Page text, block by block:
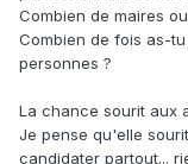
Combien de maires
Combien de fois as-
personnes ?
La chance sourit aux
Je pense qu'elle
candidater partout...